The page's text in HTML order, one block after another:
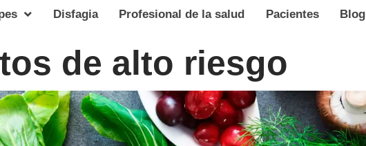
Disfagia Profesional de la salud Pacientes Blog
de alto riesgo